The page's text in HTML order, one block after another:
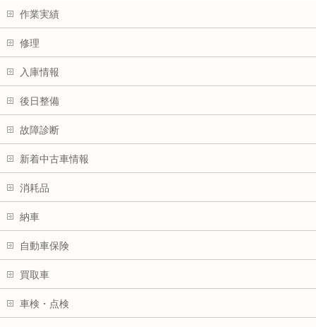
作業実績
修理
入庫情報
後日整備
故障診断
新着中古車情報
消耗品
納車
自動車保険
買取車
車検・点検